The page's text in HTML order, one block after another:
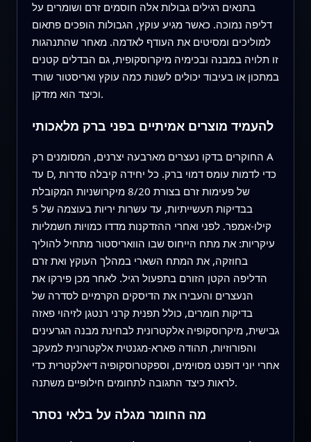
בתנאים רגילים גבולות אלה חוסמים זרם ושומרים על
דליפה נמוכה. כאשר מגיע עוקץ, הגבולות הופכים פתאום
למוליכים ומסיטים את העודף לאדמה. מאחר שהתנהגות
זו תלויה במבנה ובכימיה מיקרוסקופית, גם הבדלים קטנים
במתכון או בעיבוד יכולים לשנות כמה עוקץ ואריסטור שורד
וכיצד הוא מזדקן.
להעמיד מוצרים אמיתיים בפני ברק מלאכותי
החוקרים בדקו נעצרים מארבעה יצרנים, המסומנים רק A
עד D, כדי לדמות עומס דמוי ברק. כל יחידה קיבלה סדרות
של פעימות זרם בצורת 8/20 מיקרושניות המקובלת
בבדיקות תעשייתיות, עד עשרות יריות בעוצמה של 5
קילו-אמפר. לפני ואחרי ההזדקנות מדדו כמויות חשמליות
עיקריות: את מתח הייחוס שבו הוואריסטור מתחיל להוליך
בחוזקה, את המתח השארי במהלך העוקץ ואת זרם
הדליפה הקטן הזורם בתפעול רגיל. לאחר מכן פירקו את
הנעצרים והעבירו את הדיסקים הקרמיים לסדרה של
בדיקות חומרים, כולל תפנית קרני רנטגן לזיהוי פאזה
גבישית, מיקרוסקופיה אלקטרונית לבחינת מבנה הגרעינים
והפורוזיות, תהודה פארא-מגנטית אלקטרונית למעקב
אחרי יוני דופנט מסוימים, וספקטרוסקופיה דיאלקטרית כדי
לראות כיצד התגובה לתחומים חילופיים משתנה.
מה החומר מגלה על בלאי נסתר